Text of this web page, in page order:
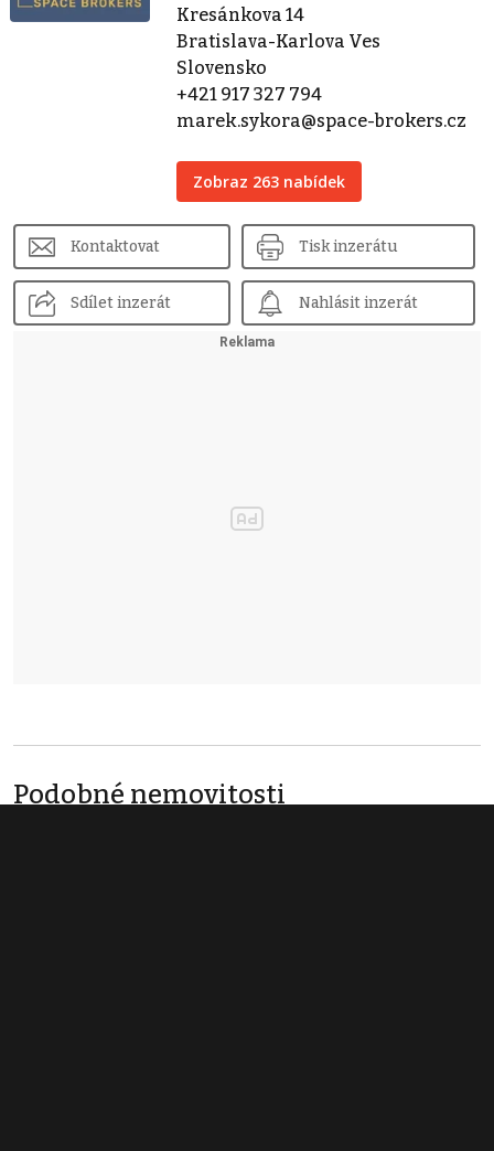
Kresánkova 14
Bratislava-Karlova Ves
Slovensko
+421 917 327 794
marek.sykora@space-brokers.cz
Zobraz 263 nabídek
Kontaktovat Tisk inzerátu
Sdílet inzerát Nahlásit inzerát
Podobné nemovitosti